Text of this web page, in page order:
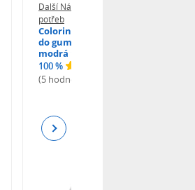
Další Náplně do psacích
potřeb
Colorino náplň R37534PTR
do gumovatelného pera
modrá 1 ks
100 %
(5 hodnocení)
Next